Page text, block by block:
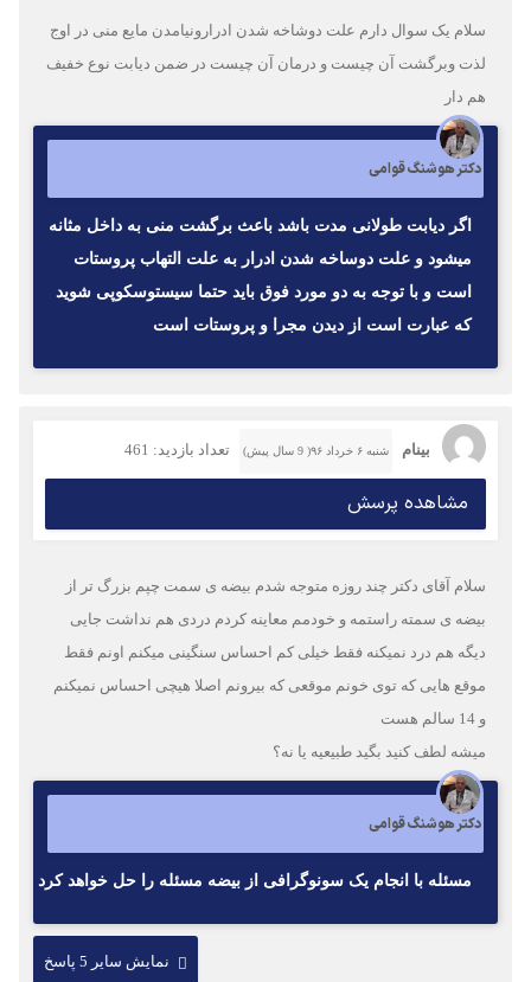
سلام یک سوال دارم علت دوشاخه شدن ادرارونیامدن مایع منی در اوج
لذت وبرگشت آن چیست و درمان آن چیست در ضمن دیابت نوع خفیف
هم دار
دکتر هوشنگ قوامی
اگر دیابت طولانی مدت باشد باعث برگشت منی به داخل مثانه
میشود و علت دوساخه شدن ادرار به علت التهاب پروستات
است و با توجه به دو مورد فوق باید حتما سیستوسکوپی شوید
که عبارت است از دیدن مجرا و پروستات است
بینام شنبه ۶ خرداد ۹۶( 9 سال پیش) تعداد بازدید: 461
مشاهده پرسش
سلام آقای دکتر چند روزه متوجه شدم بیضه ی سمت چپم بزرگ تر از
بیضه ی سمته راستمه و خودمم معاینه کردم دردی هم نداشت جایی
دیگه هم درد نمیکنه فقط‌ خیلی کم احساس سنگینی میکنم اونم فقط‌
موقع هایی که توی خونم موقعی که بیرونم اصلا هیچی احساس نمیکنم
و 14 سالم هست
میشه لطف کنید بگید طبیعیه یا نه؟
دکتر هوشنگ قوامی
مسئله با انجام یک سونوگرافی از بیضه مسئله را حل خواهد کرد
نمایش سایر 5 پاسخ